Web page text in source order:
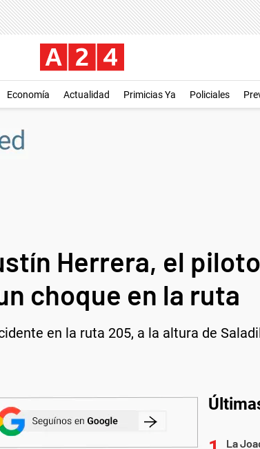
Economía Actualidad Primicias Ya Policiales
Herrera, el
choque en la ruta
en la ruta 205, a la altura de
La